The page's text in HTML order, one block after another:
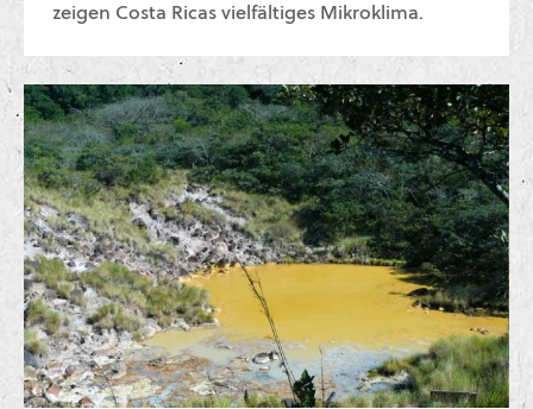
zeigen Costa Ricas vielfältiges Mikroklima.